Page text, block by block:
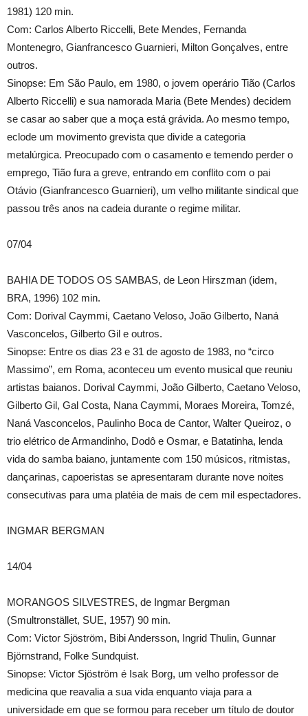
1981) 120 min.
Com: Carlos Alberto Riccelli, Bete Mendes, Fernanda
Montenegro, Gianfrancesco Guarnieri, Milton Gonçalves, entre
outros.
Sinopse: Em São Paulo, em 1980, o jovem operário Tião (Carlos
Alberto Riccelli) e sua namorada Maria (Bete Mendes) decidem
se casar ao saber que a moça está grávida. Ao mesmo tempo,
eclode um movimento grevista que divide a categoria
metalúrgica. Preocupado com o casamento e temendo perder o
emprego, Tião fura a greve, entrando em conflito com o pai
Otávio (Gianfrancesco Guarnieri), um velho militante sindical que
passou três anos na cadeia durante o regime militar.
07/04
BAHIA DE TODOS OS SAMBAS, de Leon Hirszman (idem,
BRA, 1996) 102 min.
Com: Dorival Caymmi, Caetano Veloso, João Gilberto, Naná
Vasconcelos, Gilberto Gil e outros.
Sinopse: Entre os dias 23 e 31 de agosto de 1983, no “circo
Massimo”, em Roma, aconteceu um evento musical que reuniu
artistas baianos. Dorival Caymmi, João Gilberto, Caetano Veloso,
Gilberto Gil, Gal Costa, Nana Caymmi, Moraes Moreira, Tomzé,
Naná Vasconcelos, Paulinho Boca de Cantor, Walter Queiroz, o
trio elétrico de Armandinho, Dodô e Osmar, e Batatinha, lenda
vida do samba baiano, juntamente com 150 músicos, ritmistas,
dançarinas, capoeristas se apresentaram durante nove noites
consecutivas para uma platéia de mais de cem mil espectadores.
INGMAR BERGMAN
14/04
MORANGOS SILVESTRES, de Ingmar Bergman
(Smultronstället, SUE, 1957) 90 min.
Com: Victor Sjöström, Bibi Andersson, Ingrid Thulin, Gunnar
Björnstrand, Folke Sundquist.
Sinopse: Victor Sjöström é Isak Borg, um velho professor de
medicina que reavalia a sua vida enquanto viaja para a
universidade em que se formou para receber um título de doutor